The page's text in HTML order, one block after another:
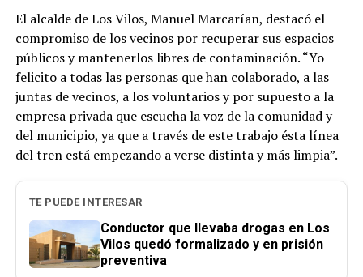
El alcalde de Los Vilos, Manuel Marcarían, destacó el
compromiso de los vecinos por recuperar sus espacios
públicos y mantenerlos libres de contaminación. “Yo
felicito a todas las personas que han colaborado, a las
juntas de vecinos, a los voluntarios y por supuesto a la
empresa privada que escucha la voz de la comunidad y
del municipio, ya que a través de este trabajo ésta línea
del tren está empezando a verse distinta y más limpia”.
TE PUEDE INTERESAR
Conductor que llevaba drogas en Los
Vilos quedó formalizado y en prisión
preventiva